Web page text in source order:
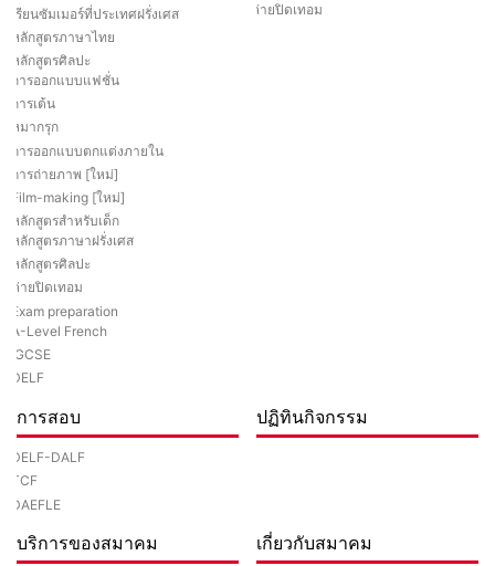
เรียนซัมเมอร์ที่ประเทศฝรั่งเศส
หลักสูตรภาษาไทย
หลักสูตรศิลปะ
การออกแบบแฟชั่น
การเต้น
หมากรุก
การออกแบบตกแต่งภายใน
การถ่ายภาพ [ใหม่]
Film-making [ใหม่]
หลักสูตรสำหรับเด็ก
หลักสูตรภาษาฝรั่งเศส
หลักสูตรศิลปะ
ค่ายปิดเทอม
Exam preparation
A-Level French
IGCSE
DELF
ค่ายปิดเทอม
การสอบ
DELF-DALF
TCF
DAEFLE
ปฏิทินกิจกรรม
บริการของสมาคม เกี่ยวกับสมาคม